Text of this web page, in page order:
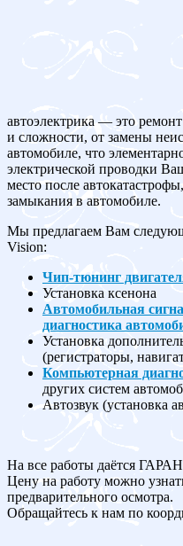
автоэлектрика — это
и сложности, от замены
автомобиле, что
электрической проводки
место после
замыкания в автомобиле.
Мы предлагаем Вам
Vision:
Чип-тюнинг
Установка ксенона
Автомобильная
диагностика
Установка
(регистраторы,
Компьютерная
других систем
Автозвук (установка
На все работы даётся
Цену на работу можно
предварительного осмотра.
Обращайтесь к нам по